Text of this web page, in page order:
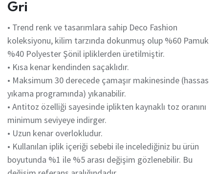
Gri
• Trend renk ve tasarımlara sahip Deco Fashion
koleksiyonu, kilim tarzında dokunmuş olup %60 Pamuk
%40 Polyester Şönil ipliklerden üretilmiştir.
• Kısa kenar kendinden saçaklıdır.
• Maksimum 30 derecede çamaşır makinesinde (hassas
yıkama programında) yıkanabilir.
• Antitoz özelliği sayesinde iplikten kaynaklı toz oranını
minimum seviyeye indirger.
• Uzun kenar overlokludur.
• Kullanılan iplik içeriği sebebi ile incelediğiniz bu ürün
boyutunda %1 ile %5 arası değişim gözlenebilir. Bu